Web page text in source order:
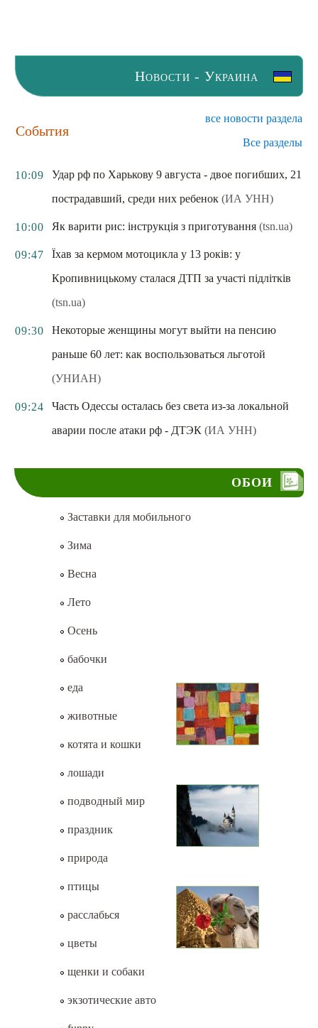
Новости - Украина
События
все новости раздела
Все разделы
10:09
Удар рф по Харькову 9 августа - двое погибших, 21
пострадавший, среди них ребенок (ИА УНН)
10:00 Як варити рис: інструкція з приготування (tsn.ua)
09:47
Їхав за кермом мотоцикла у 13 років: у
Кропивницькому сталася ДТП за участі підлітків
(tsn.ua)
09:30
Некоторые женщины могут выйти на пенсию
раньше 60 лет: как воспользоваться льготой
(УНИАН)
09:24
Часть Одессы осталась без света из-за локальной
аварии после атаки рф - ДТЭК (ИА УНН)
ОБОИ
Заставки для мобильного
Зима
Весна
Лето
Осень
бабочки
еда
животные
котята и кошки
лошади
подводный мир
праздник
природа
птицы
расслабься
цветы
щенки и собаки
экзотические авто